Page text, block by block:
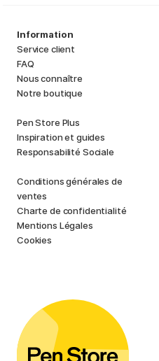
Information
Service client
FAQ
Nous connaître
Notre boutique
Pen Store Plus
Inspiration et guides
Responsabilité Sociale
Conditions générales de
ventes
Charte de confidentialité
Mentions Légales
Cookies